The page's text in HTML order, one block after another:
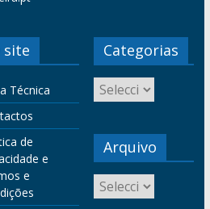
site
Técnica
de
e
e
Categorias
Arquivo